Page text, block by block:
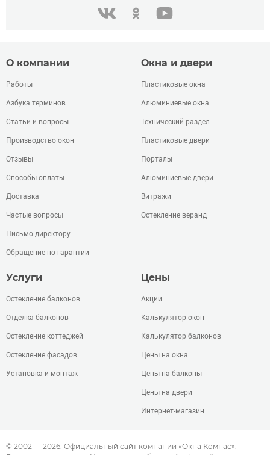
в контакте одноклассники youtube
О компании
Работы
Азбука терминов
Статьи и вопросы
Производство окон
Отзывы
Способы оплаты
Доставка
Частые вопросы
Письмо директору
Обращение по гарантии
Окна и двери
Пластиковые окна
Алюминиевые окна
Технический раздел
Пластиковые двери
Порталы
Алюминиевые двери
Витражи
Остекление веранд
Услуги
Остекление балконов
Отделка балконов
Остекление коттеджей
Остекление фасадов
Установка и монтаж
Цены
Акции
Калькулятор окон
Калькулятор балконов
Цены на окна
Цены на балконы
Цены на двери
Интернет-магазин
© 2002 — 2026. Официальный сайт компании «Окна Компас».